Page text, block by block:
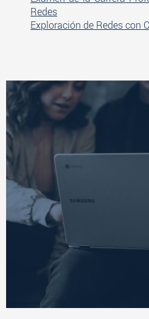
Redes
Exploración de Redes con